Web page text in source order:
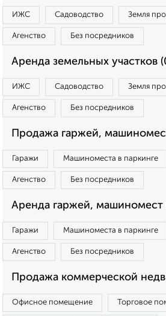
ИЖС Садоводство Земля
Агенство Без посредников
Аренда земельных участков
ИЖС Садоводство Земля
Агенство Без посредников
Продажа гаржей,
Гаражи Машиноместа в паркинге
Агенство Без посредников
Аренда гаржей, машиномест
Гаражи Машиноместа в паркинге
Агенство Без посредников
Продажа коммерческой
Офисное помещение Торговое